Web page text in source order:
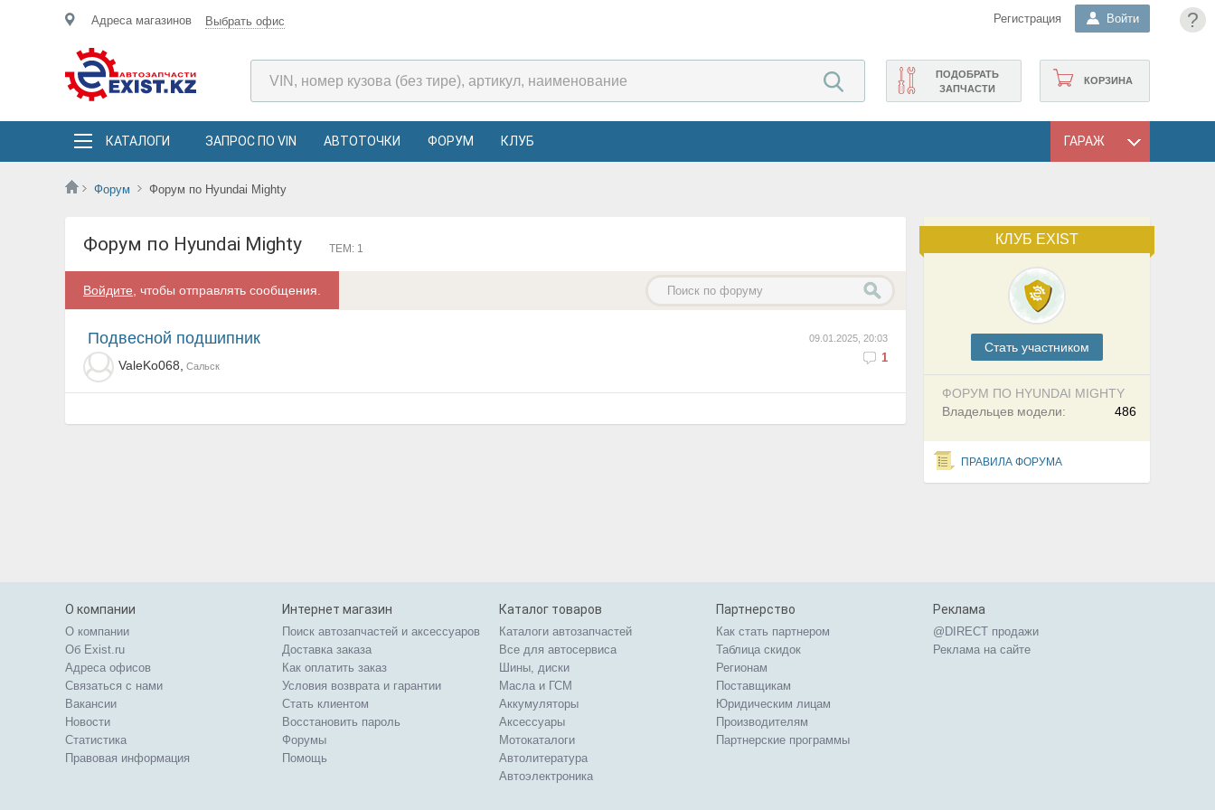
?
Адреса магазинов Выбрать офис Регистрация Войти
КОРЗИНА
ПОДОБРАТЬ
ЗАПЧАСТИ
КАТАЛОГИ ЗАПРОС ПО VIN АВТОТОЧКИ ФОРУМ КЛУБ ГАРАЖ
Форум Форум по Hyundai Mighty
КЛУБ EXIST
Cтать участником
ФОРУМ ПО HYUNDAI MIGHTY
486
Владельцев модели:
ПРАВИЛА ФОРУМА
Форум по Hyundai Mighty ТЕМ: 1
Войдите , чтобы отправлять сообщения.
09.01.2025, 20:03
1
Подвесной подшипник
ValeKo068, Сальск
О компании
О компании
Об Exist.ru
Адреса офисов
Связаться с нами
Вакансии
Новости
Статистика
Правовая информация
Интернет магазин
Поиск автозапчастей и аксессуаров
Доставка заказа
Как оплатить заказ
Условия возврата и гарантии
Стать клиентом
Восстановить пароль
Форумы
Помощь
Каталог товаров
Каталоги автозапчастей
Все для автосервиса
Шины, диски
Масла и ГСМ
Аккумуляторы
Аксессуары
Мотокаталоги
Автолитература
Автоэлектроника
Партнерство
Как стать партнером
Таблица скидок
Регионам
Поставщикам
Юридическим лицам
Производителям
Партнерские программы
Реклама
@DIRECT продажи
Реклама на сайте